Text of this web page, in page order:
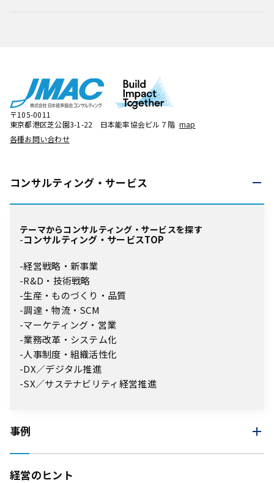
〒105-0011
東京都港区芝公園3-1-22 日本能率協会ビル７階 map
各種お問い合わせ
コンサルティング・ サービス
テーマからコンサルティング・サービスを探す
コンサルティング・サービスTOP
経営戦略・新事業
R&D・技術戦略
生産・ものづくり・品質
調達・物流・SCM
マーケティング・営業
業務改革・システム化
人事制度・組織活性化
DX／デジタル推進
SX／サステナビリティ経営推進
事例
経営のヒント